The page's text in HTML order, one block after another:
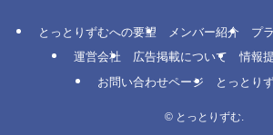
とっとりずむへの要望 メンバー紹介
プ
運営会社
広告掲載について
情報
お問い合わせページ
とっとり
©とっとりずむ.